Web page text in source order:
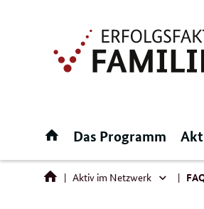
Startseite
Das Programm
Aktiv im Netzwerk
Aktiv